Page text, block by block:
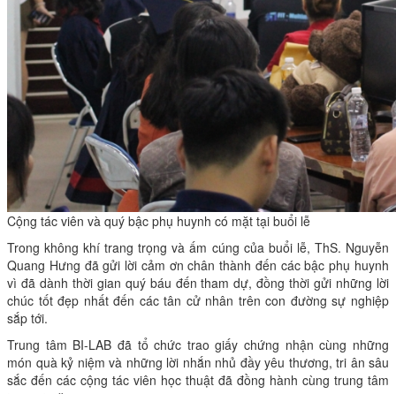
Cộng tác viên và quý bậc phụ huynh có mặt tại buổi lễ
Trong không khí trang trọng và ấm cúng của buổi lễ, ThS. Nguyễn
Quang Hưng đã gửi lời cảm ơn chân thành đến các bậc phụ huynh
vì đã dành thời gian quý báu đến tham dự, đồng thời gửi những lời
chúc tốt đẹp nhất đến các tân cử nhân trên con đường sự nghiệp
sắp tới.
Trung tâm BI-LAB đã tổ chức trao giấy chứng nhận cùng những
món quà kỷ niệm và những lời nhắn nhủ đầy yêu thương, tri ân sâu
sắc đến các cộng tác viên học thuật đã đồng hành cùng trung tâm